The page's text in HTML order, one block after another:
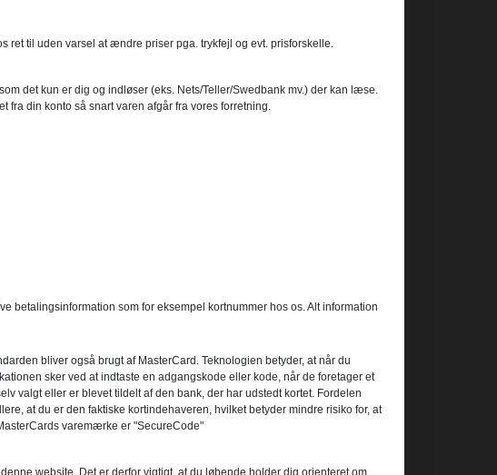
til uden varsel at ændre priser pga. trykfejl og evt. prisforskelle.
det kun er dig og indløser (eks. Nets/Teller/Swedbank mv.) der kan læse.
fra din konto så snart varen afgår fra vores forretning.
betalingsinformation som for eksempel kortnummer hos os. Alt information
bliver også brugt af MasterCard. Teknologien betyder, at når du
sker ved at indtaste en adgangskode eller kode, når de foretager et
valgt eller er blevet tildelt af den bank, der har udstedt kortet. Fordelen
at du er den faktiske kortindehaveren, hvilket betyder mindre risiko for, at
varemærke er "SecureCode"
website. Det er derfor vigtigt, at du løbende holder dig orienteret om